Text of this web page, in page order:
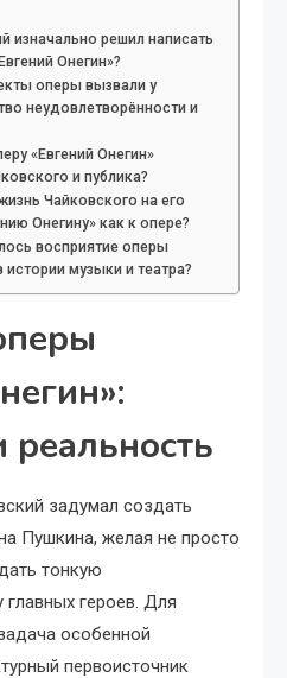
изначально решил написать
Онегин»?
оперы вызвали у
неудовлетворённости и
«Евгений Онегин»
и публика?
Чайковского на его
Онегину» как к опере?
восприятие оперы
истории музыки и театра?
задумал создать
Пушкина, желая не просто
тонкую
героев. Для
особенной
первоисточник